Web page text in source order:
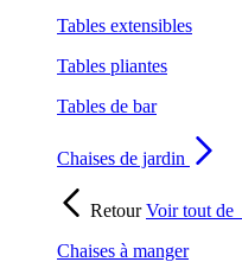
Tables extensibles
Tables pliantes
Tables de bar
Chaises de jardin
RetourVoir tout de
Chaises à manger